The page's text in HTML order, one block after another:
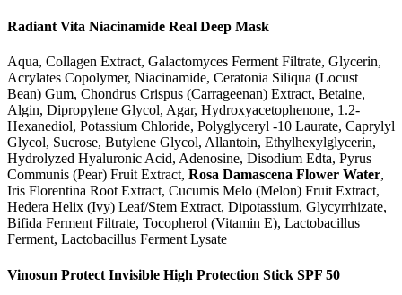
Radiant Vita Niacinamide Real Deep Mask
Aqua, Collagen Extract, Galactomyces Ferment Filtrate, Glycerin,
Acrylates Copolymer, Niacinamide, Ceratonia Siliqua (Locust
Bean) Gum, Chondrus Crispus (Carrageenan) Extract, Betaine,
Algin, Dipropylene Glycol, Agar, Hydroxyacetophenone, 1.2-
Hexanediol, Potassium Chloride, Polyglyceryl -10 Laurate, Caprylyl
Glycol, Sucrose, Butylene Glycol, Allantoin, Ethylhexylglycerin,
Hydrolyzed Hyaluronic Acid, Adenosine, Disodium Edta, Pyrus
Communis (Pear) Fruit Extract, Rosa Damascena Flower Water,
Iris Florentina Root Extract, Cucumis Melo (Melon) Fruit Extract,
Hedera Helix (Ivy) Leaf/Stem Extract, Dipotassium, Glycyrrhizate,
Bifida Ferment Filtrate, Tocopherol (Vitamin E), Lactobacillus
Ferment, Lactobacillus Ferment Lysate
Vinosun Protect Invisible High Protection Stick SPF 50